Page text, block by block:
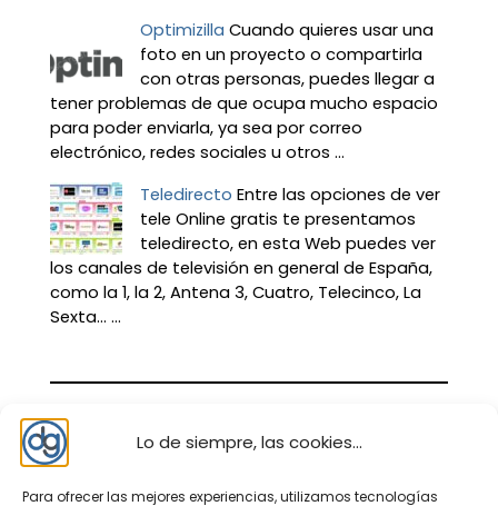
Lo de siempre, las cookies...
Para ofrecer las mejores experiencias, utilizamos tecnologías
Optimizilla Cuando quieres usar una
foto en un proyecto o compartirla
con otras personas, puedes llegar a
tener problemas de que ocupa mucho espacio
para poder enviarla, ya sea por correo
electrónico, redes sociales u otros ...
Teledirecto Entre las opciones de ver
tele Online gratis te presentamos
teledirecto, en esta Web puedes ver
los canales de televisión en general de España,
como la 1, la 2, Antena 3, Cuatro, Telecinco, La
Sexta… ...